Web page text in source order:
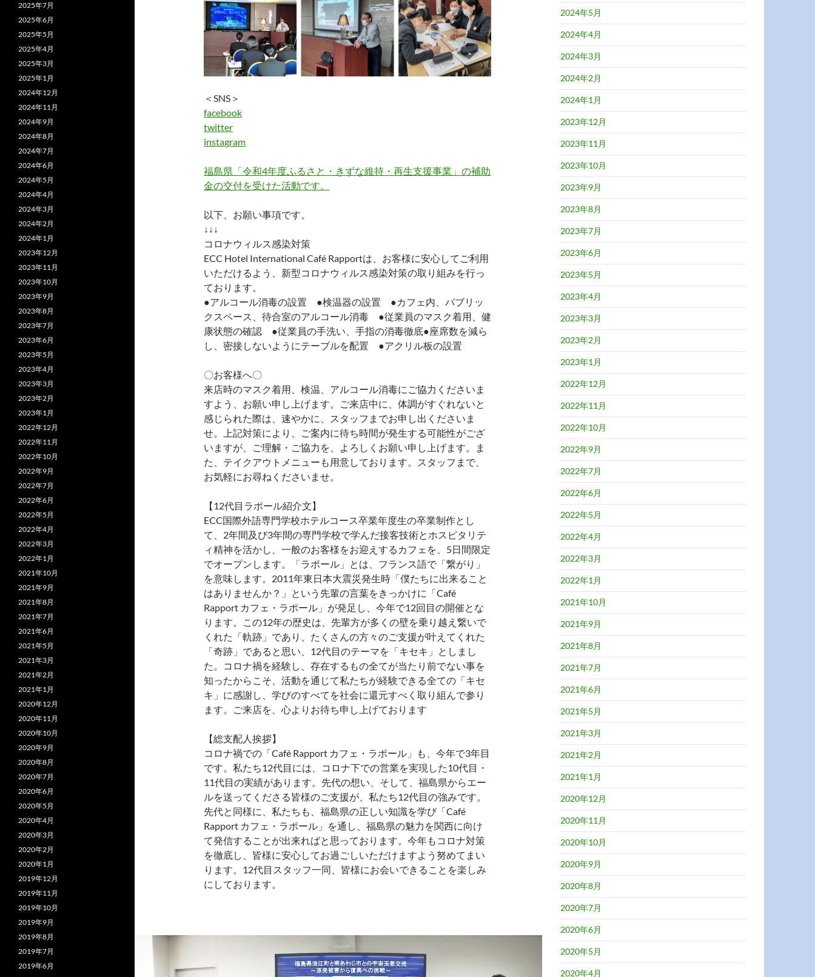
＜SNS＞
facebook
twitter
instagram
福島県「令和4年度ふるさと・きずな維持・再生支援事業」の補助
金の交付を受けた活動です。
以下、お願い事項です。
↓↓↓
コロナウィルス感染対策
ECC Hotel International Café Rapportは、お客様に安心してご利用
いただけるよう、新型コロナウィルス感染対策の取り組みを行っ
ております。
●アルコール消毒の設置 ●検温器の設置 ●カフェ内、パブリッ
クスペース、待合室のアルコール消毒 ●従業員のマスク着用、健
康状態の確認 ●従業員の手洗い、手指の消毒徹底●座席数を減ら
し、密接しないようにテーブルを配置 ●アクリル板の設置
〇お客様へ〇
来店時のマスク着用、検温、アルコール消毒にご協力くださいま
すよう、お願い申し上げます。ご来店中に、体調がすぐれないと
感じられた際は、速やかに、スタッフまでお申し出くださいま
せ。上記対策により、ご案内に待ち時間が発生する可能性がござ
いますが、ご理解・ご協力を、よろしくお願い申し上げます。ま
た、テイクアウトメニューも用意しております。スタッフまで、
お気軽にお尋ねくださいませ。
【12代目ラポール紹介文】
ECC国際外語専門学校ホテルコース卒業年度生の卒業制作とし
て、2年間及び3年間の専門学校で学んだ接客技術とホスピタリテ
ィ精神を活かし、一般のお客様をお迎えするカフェを、5日間限定
でオープンします。「ラポール」とは、フランス語で「繋がり」
を意味します。2011年東日本大震災発生時「僕たちに出来ること
はありませんか？」という先輩の言葉をきっかけに「Café
Rapport カフェ・ラポール」が発足し、今年で12回目の開催とな
ります。この12年の歴史は、先輩方が多くの壁を乗り越え繋いで
くれた「軌跡」であり、たくさんの方々のご支援が叶えてくれた
「奇跡」であると思い、12代目のテーマを「キセキ」としまし
た。コロナ禍を経験し、存在するもの全てが当たり前でない事を
知ったからこそ、活動を通じて私たちが経験できる全ての「キセ
キ」に感謝し、学びのすべてを社会に還元すべく取り組んで参り
ます。ご来店を、心よりお待ち申し上げております
【総支配人挨拶】
コロナ禍での「Café Rapport カフェ・ラポール」も、今年で3年目
です。私たち12代目には、コロナ下での営業を実現した10代目・
11代目の実績があります。先代の想い、そして、福島県からエー
ルを送ってくださる皆様のご支援が、私たち12代目の強みです。
先代と同様に、私たちも、福島県の正しい知識を学び「Café
Rapport カフェ・ラポール」を通し、福島県の魅力を関西に向け
て発信することが出来ればと思っております。今年もコロナ対策
を徹底し、皆様に安心してお過ごしいただけますよう努めてまい
ります。12代目スタッフ一同、皆様にお会いできることを楽しみ
にしております。
2024年5月
2024年4月
2024年3月
2024年2月
2024年1月
2023年12月
2023年11月
2023年10月
2023年9月
2023年8月
2023年7月
2023年6月
2023年5月
2023年4月
2023年3月
2023年2月
2023年1月
2022年12月
2022年11月
2022年10月
2022年9月
2022年7月
2022年6月
2022年5月
2022年4月
2022年3月
2022年1月
2021年10月
2021年9月
2021年8月
2021年7月
2021年6月
2021年5月
2021年3月
2021年2月
2021年1月
2020年12月
2020年11月
2020年10月
2020年9月
2020年8月
2020年7月
2020年6月
2020年5月
2020年4月
2025年7月
2025年6月
2025年5月
2025年4月
2025年3月
2025年1月
2024年12月
2024年11月
2024年9月
2024年8月
2024年7月
2024年6月
2024年5月
2024年4月
2024年3月
2024年2月
2024年1月
2023年12月
2023年11月
2023年10月
2023年9月
2023年8月
2023年7月
2023年6月
2023年5月
2023年4月
2023年3月
2023年2月
2023年1月
2022年12月
2022年11月
2022年10月
2022年9月
2022年7月
2022年6月
2022年5月
2022年4月
2022年3月
2022年1月
2021年10月
2021年9月
2021年8月
2021年7月
2021年6月
2021年5月
2021年3月
2021年2月
2021年1月
2020年12月
2020年11月
2020年10月
2020年9月
2020年8月
2020年7月
2020年6月
2020年5月
2020年4月
2020年3月
2020年2月
2020年1月
2019年12月
2019年11月
2019年10月
2019年9月
2019年8月
2019年7月
2019年6月